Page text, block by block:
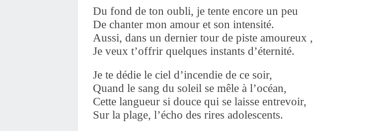
Du fond de ton oubli, je tente encore un peu
De chanter mon amour et son intensité.
Aussi, dans un dernier tour de piste amoureux ,
Je veux t’offrir quelques instants d’éternité.
Je te dédie le ciel d’incendie de ce soir,
Quand le sang du soleil se mêle à l’océan,
Cette langueur si douce qui se laisse entrevoir,
Sur la plage, l’écho des rires adolescents.